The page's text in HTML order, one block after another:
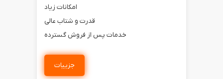
امکانات زیاد
قدرت و شتاب عالی
خدمات پس از فروش گسترده
جزییات